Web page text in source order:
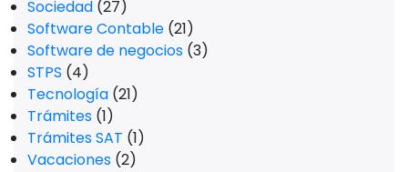
Sociedad (27)
Software Contable (21)
Software de negocios (3)
STPS (4)
Tecnología (21)
Trámites (1)
Trámites SAT (1)
Vacaciones (2)